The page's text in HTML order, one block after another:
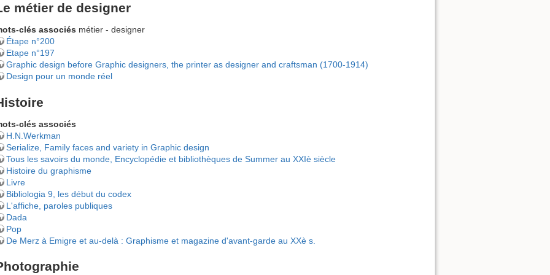
métier de designer
clés associés métier - designer
Étape n°200
Etape n°197
Graphic design before Graphic designers, the printer as designer and craftsman (1700-1914)
Design pour un monde réel
clés associés
H.N.Werkman
Serialize, Family faces and variety in Graphic design
Tous les savoirs du monde, Encyclopédie et bibliothèques de Summer au XXIè siècle
Histoire du graphisme
Livre
Bibliologia 9, les début du codex
L'affiche, paroles publiques
Dada
Pop
De Merz à Emigre et au-delà : Graphisme et magazine d'avant-garde au XXè s.